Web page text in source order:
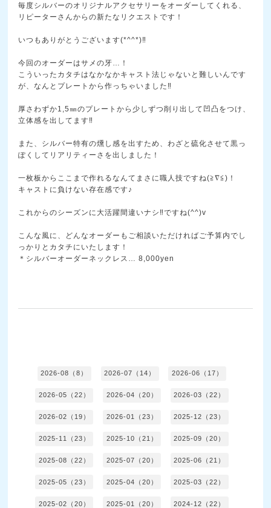
毎度シルバーのオリジナルアクセサリーをオーダーしてくれる、
リピーターさんからの新たなリクエストです！
いつもありがとうございます(*^^*)‼
今回のオーダーはサメの牙…！
こういったカタチはなかなかキャスト法じゃないと難しい んです
が、なんとプレートから作っちゃいました‼
厚さわずか1,5㎜のプレートから少しずつ削り出して凹凸をつけ、
立体感を出してます‼
また、シルバー特有の燻し感を出すため、わざと硫化させて黒っ
ぽくしてリアリティーさを出しました！
一枚板からここまで作れるなんてまさに職人技ですね(≧∇≦)！
キャストに負けない存在感です♪
これからのシーズンに大活躍間違いナシ‼ですね(^^)v
こんな風に、どんなオーダーもご相談いただければご予算内でし
っかりとカタチにいたします！
＊シルバーオーダーネックレス… 8,000yen
2026-08（8） 2026-07（14） 2026-06（17）
2026-05（22） 2026-04（20） 2026-03（22）
2026-02（19） 2026-01（23） 2025-12（23）
2025-11（23） 2025-10（21） 2025-09（20）
2025-08（22） 2025-07（20） 2025-06（21）
2025-05（23） 2025-04（20） 2025-03（22）
2025-02（20） 2025-01（20） 2024-12（22）